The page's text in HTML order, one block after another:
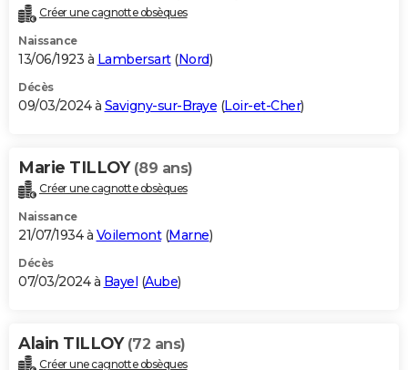
Créer une cagnotte obsèques
Naissance
13/06/1923 à Lambersart(Nord)
Décès
09/03/2024 à Savigny-sur-Braye (Loir-et-Cher)
Marie TILLOY (89 ans)
Créer une cagnotte obsèques
Naissance
21/07/1934 à Voilemont(Marne)
Décès
07/03/2024 à Bayel (Aube)
Alain TILLOY (72 ans)
Créer une cagnotte obsèques